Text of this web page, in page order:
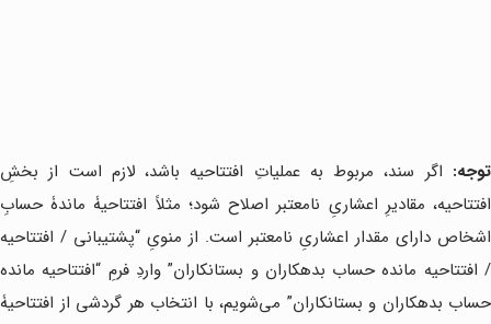
توجه: اگر سند، مربوط به عملیاتِ افتتاحیه باشد، لازم است از بخشِ
افتتاحیه، مقادیرِ اعشاریِ نامعتبر اصلاح شود؛ مثلاً افتتاحیۀ ماندۀ حسابِ
اشخاص دارای مقدار اعشاریِ نامعتبر است. از منویِ “پشتیبانی / افتتاحیه
/ افتتاحیه مانده حساب بدهکاران و بستانکاران” واردِ فرمِ “افتتاحیه مانده
حساب بدهکاران و بستانکاران” می‌شویم، با انتخاب هر گردشی از افتتاحیۀ